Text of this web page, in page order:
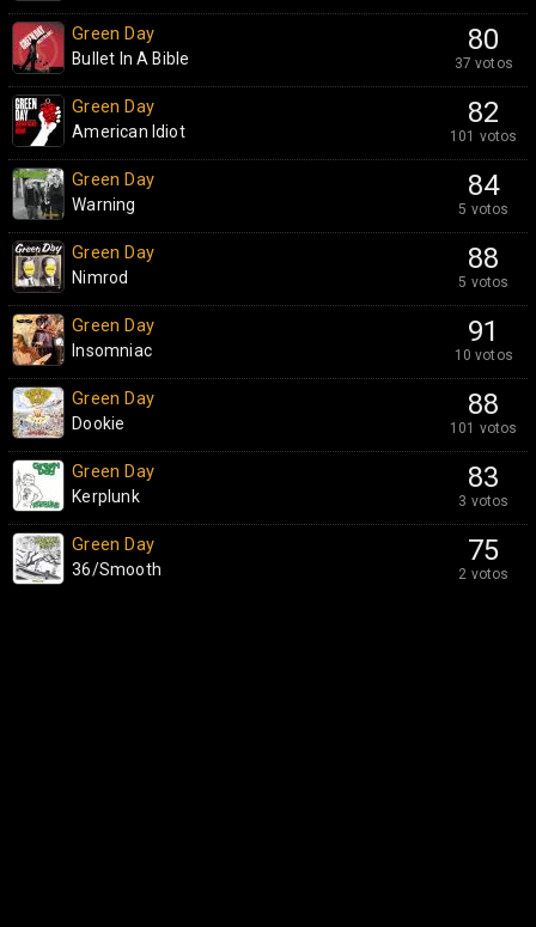
80
37 votos
Green Day
Bullet In A Bible
82
101 votos
Green Day
American Idiot
84
5 votos
Green Day
Warning
88
5 votos
Green Day
Nimrod
91
10 votos
Green Day
Insomniac
88
101 votos
Green Day
Dookie
83
3 votos
Green Day
Kerplunk
75
2 votos
Green Day
36/Smooth